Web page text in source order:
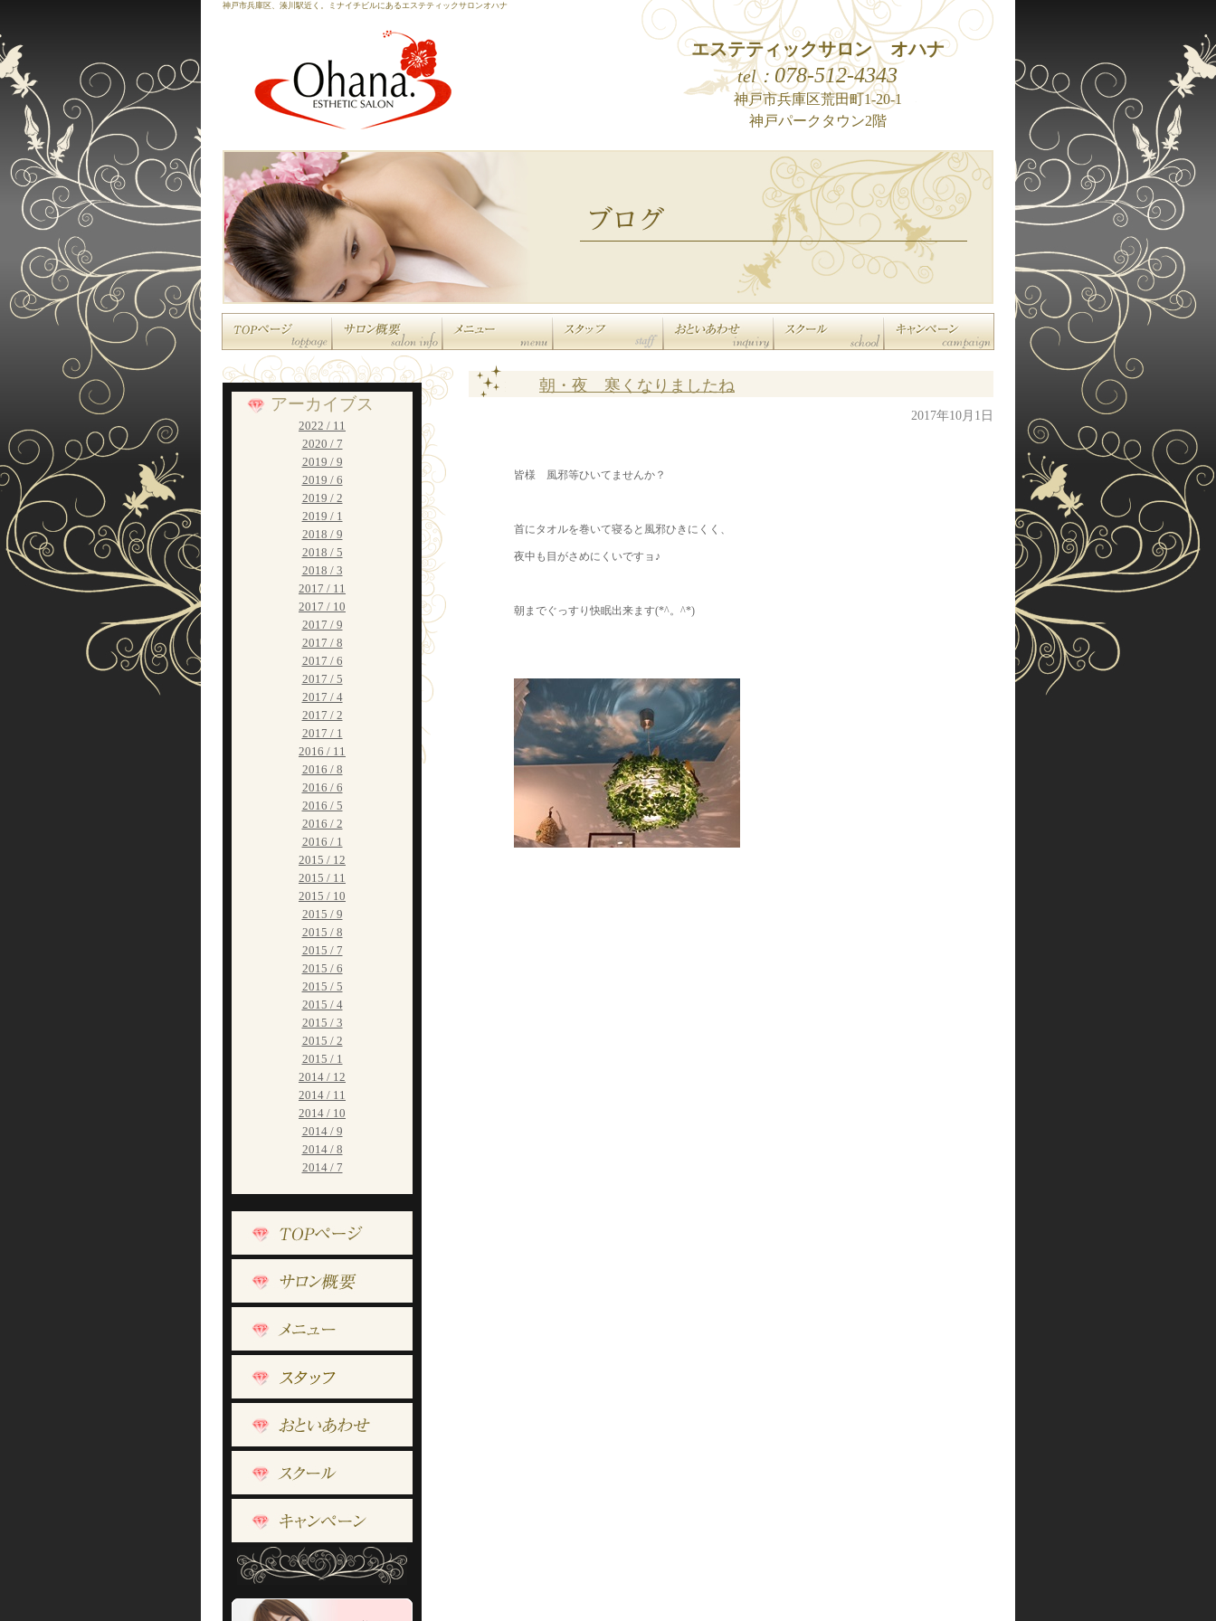
神戸市兵庫区、湊川駅近く。ミナイチビルにあるエステティックサロンオハナ
エステティックサロン オハナ
tel： 078-512-4343
神戸市兵庫区荒田町1-20-1
神戸パークタウン2階
アーカイブス
2022 / 11
2020 / 7
2019 / 9
2019 / 6
2019 / 2
2019 / 1
2018 / 9
2018 / 5
2018 / 3
2017 / 11
2017 / 10
2017 / 9
2017 / 8
2017 / 6
2017 / 5
2017 / 4
2017 / 2
2017 / 1
2016 / 11
2016 / 8
2016 / 6
2016 / 5
2016 / 2
2016 / 1
2015 / 12
2015 / 11
2015 / 10
2015 / 9
2015 / 8
2015 / 7
2015 / 6
2015 / 5
2015 / 4
2015 / 3
2015 / 2
2015 / 1
2014 / 12
2014 / 11
2014 / 10
2014 / 9
2014 / 8
2014 / 7
朝・夜 寒くなりましたね
2017年10月1日
皆様 風邪等ひいてませんか？
首にタオルを巻いて寝ると風邪ひきにくく、
夜中も目がさめにくいですョ♪
朝までぐっすり快眠出来ます(*^。^*)